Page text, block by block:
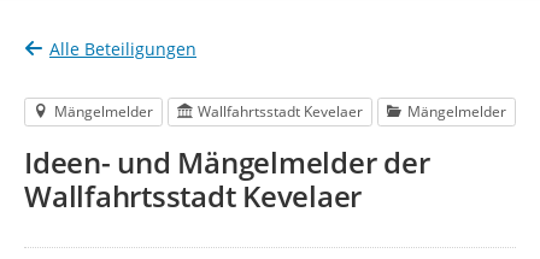
Alle Beteiligungen
Mängelmelder Wallfahrtsstadt Kevelaer Mängelmelder
Ideen- und Mängelmelder der
Wallfahrtsstadt Kevelaer